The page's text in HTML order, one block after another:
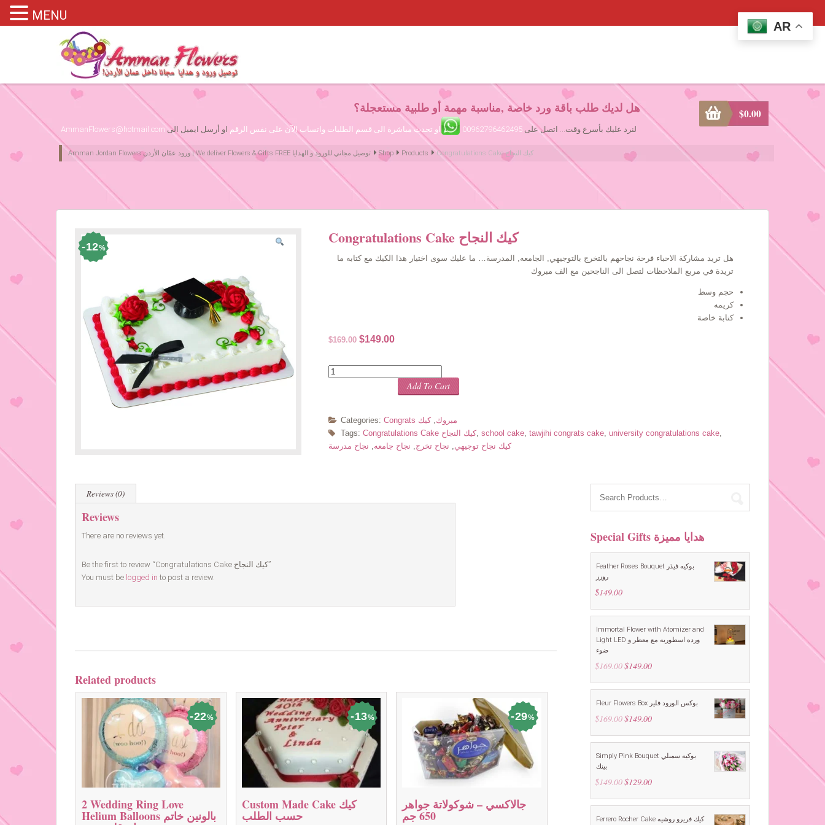
Please assign primary menu in wp-admin->Appearance->Menus
هل لديك طلب باقة ورد خاصة ,مناسبة مهمة أو طلبية مستعجلة؟
لنرد عليك بأسرع وقت... اتصل على 00962796462495 او تحدث مباشرة الى قسم الطلبات واتساب الآن على نفس الرقم او أرسل ايميل الى AmmanFlowers@hotmail.com
Amman Jordan Flowers ورود عمّان الأردن | We deliver Flowers & Gifts FREE توصيل مجاني للورود و الهدايا Shop Products Congratulations Cake كيك النجاح
$0.00
12%
Congratulations Cake كيك النجاح
هل تريد مشاركة الاحباء فرحة نجاحهم بالتخرج بالتوجيهي, الجامعه, المدرسة… ما عليك سوى اختيار هذا الكيك مع كتابه ما
تريدة في مربع الملاحظات لتصل الى الناجحين مع الف مبروك
حجم وسط
كريمه
كتابة خاصة
$169.00 Original
was:
$169.00.
$149.00Current
is:
$149.00.
Quantity
Add To Cart
Categories: Congrats مبروك,كيك
Tags:
Congratulations Cake كيك النجاح, school cake, tawjihi congrats cake, university congratulations cake,
كيك نجاح توجيهي, نجاح تخرج, نجاح جامعه, نجاح مدرسة
Reviews (0)
Reviews
There are no reviews yet.
Be the first to review “Congratulations Cake كيك النجاح”
You must be logged in to post a review.
Related products
22%
2 Wedding Ring Love
Helium Balloons بالونين خاتم
13%
Custom Made Cake كيك
حسب الطلب
29%
جالاكسي – شوكولاتة جواهر
650 جم
Special Gifts هدايا مميزة
Feather Roses Bouquet بوكيه فيذر
روزز
$149.00
Immortal Flower with Atomizer and
Light LED ورده اسطوريه مع معطر و
ضوء
$169.00 Original
was:
$149.00Current
is:
Fleur Flowers Box بوكس الورود فلير
$169.00 Original
was:
$149.00Current
is:
Simply Pink Bouquet بوكيه سمبلي
بينك
$149.00 Original
was:
$129.00Current
is:
Ferrero Rocher Cake كيك فريرو روشيه
AR
MENU